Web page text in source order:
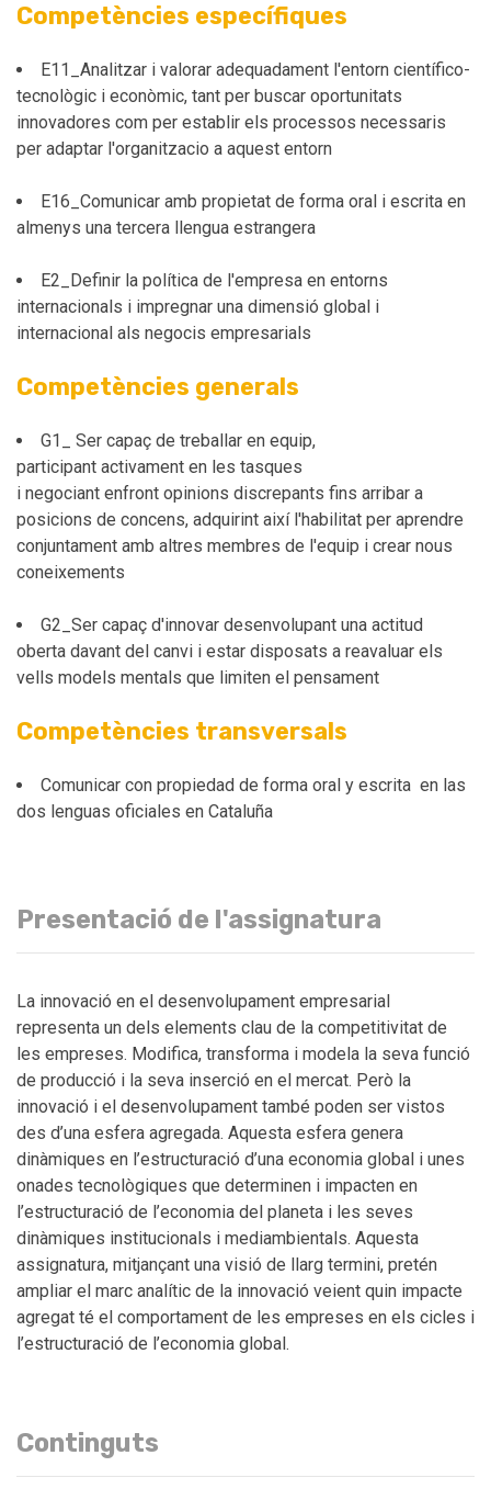
Competències específiques
E11_Analitzar i valorar adequadament l'entorn científico-
tecnològic i econòmic, tant per buscar oportunitats
innovadores com per establir els processos necessaris
per adaptar l'organitzacio a aquest entorn
E16_Comunicar amb propietat de forma oral i escrita en
almenys una tercera llengua estrangera
E2_Definir la política de l'empresa en entorns
internacionals i impregnar una dimensió global i
internacional als negocis empresarials
Competències generals
G1_ Ser capaç de treballar en equip,
participant activament en les tasques
i negociant enfront opinions discrepants fins arribar a
posicions de concens, adquirint així l'habilitat per aprendre
conjuntament amb altres membres de l'equip i crear nous
coneixements
G2_Ser capaç d'innovar desenvolupant una actitud
oberta davant del canvi i estar disposats a reavaluar els
vells models mentals que limiten el pensament
Competències transversals
Comunicar con propiedad de forma oral y escrita en las
dos lenguas oficiales en Cataluña
Presentació de l'assignatura
La innovació en el desenvolupament empresarial
representa un dels elements clau de la competitivitat de
les empreses. Modifica, transforma i modela la seva funció
de producció i la seva inserció en el mercat. Però la
innovació i el desenvolupament també poden ser vistos
des d’una esfera agregada. Aquesta esfera genera
dinàmiques en l’estructuració d’una economia global i unes
onades tecnològiques que determinen i impacten en
l’estructuració de l’economia del planeta i les seves
dinàmiques institucionals i mediambientals. Aquesta
assignatura, mitjançant una visió de llarg termini, pretén
ampliar el marc analític de la innovació veient quin impacte
agregat té el comportament de les empreses en els cicles i
l’estructuració de l’economia global.
Continguts